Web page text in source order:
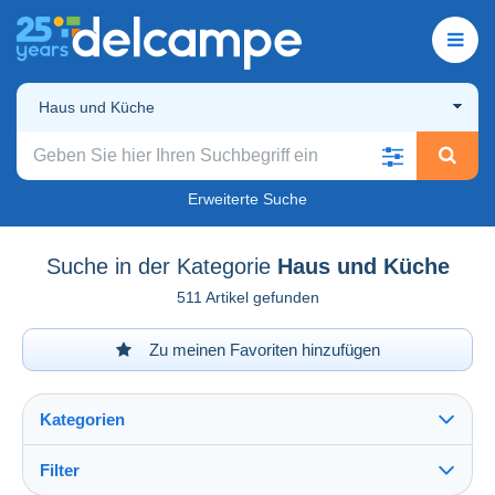
Haus und Küche
Erweiterte Suche
Suche in der Kategorie Haus und Küche
511 Artikel gefunden
Zu meinen Favoriten hinzufügen
Kategorien
Filter